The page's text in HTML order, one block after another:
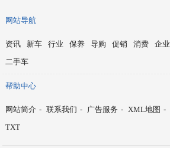
网站导航
资讯 新车 行业 保养 导购 促销 消费 企业
二手车
帮助中心
网站简介 - 联系我们 - 广告服务 - XML地图 -
TXT